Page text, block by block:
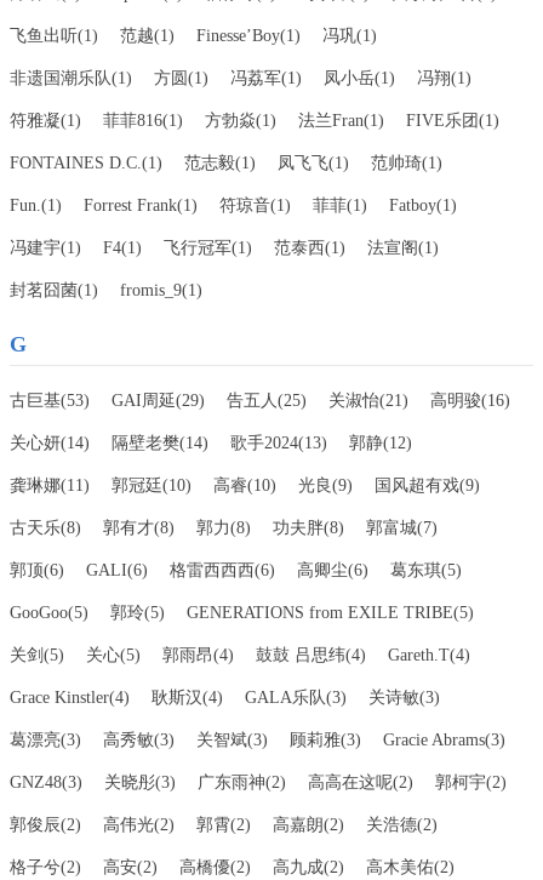
飞鱼出听(1) 范越(1) Finesse’Boy(1) 冯巩(1)
非遗国潮乐队(1) 方圆(1) 冯荔军(1) 凤小岳(1) 冯翔(1)
符雅凝(1) 菲菲816(1) 方勃焱(1) 法兰Fran(1) FIVE乐团(1)
FONTAINES D.C.(1) 范志毅(1) 凤飞飞(1) 范帅琦(1)
Fun.(1) Forrest Frank(1) 符琼音(1) 菲菲(1) Fatboy(1)
冯建宇(1) F4(1) 飞行冠军(1) 范泰西(1) 法宣阁(1)
封茗囧菌(1) fromis_9(1)
G
古巨基(53) GAI周延(29) 告五人(25) 关淑怡(21) 高明骏(16)
关心妍(14) 隔壁老樊(14) 歌手2024(13) 郭静(12)
龚琳娜(11) 郭冠廷(10) 高睿(10) 光良(9) 国风超有戏(9)
古天乐(8) 郭有才(8) 郭力(8) 功夫胖(8) 郭富城(7)
郭顶(6) GALI(6) 格雷西西西(6) 高卿尘(6) 葛东琪(5)
GooGoo(5) 郭玲(5) GENERATIONS from EXILE TRIBE(5)
关剑(5) 关心(5) 郭雨昂(4) 鼓鼓 吕思纬(4) Gareth.T(4)
Grace Kinstler(4) 耿斯汉(4) GALA乐队(3) 关诗敏(3)
葛漂亮(3) 高秀敏(3) 关智斌(3) 顾莉雅(3) Gracie Abrams(3)
GNZ48(3) 关晓彤(3) 广东雨神(2) 高高在这呢(2) 郭柯宇(2)
郭俊辰(2) 高伟光(2) 郭霄(2) 高嘉朗(2) 关浩德(2)
格子兮(2) 高安(2) 高橋優(2) 高九成(2) 高木美佑(2)